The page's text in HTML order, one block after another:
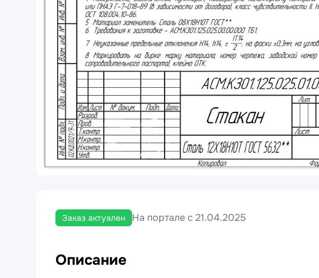
Заказ актуален На портале с 21.04.2025
Описание